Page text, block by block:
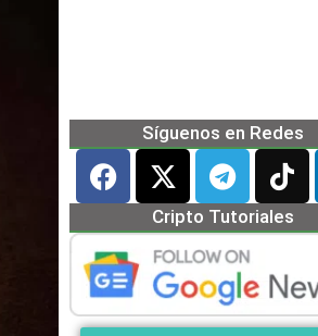
Síguenos en Redes
Cripto Tutoriales